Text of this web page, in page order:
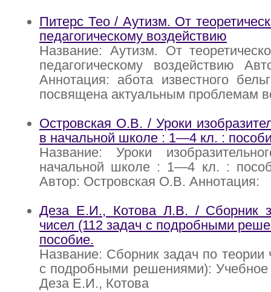
Питерс Тео / Аутизм. От
педагогическому воздействию
Название: Аутизм. От
педагогическому воздействию
Аннотация: абота известного
посвящена актуальным проблемам
Островская О.В. / Уроки
в начальной школе : 1—4 кл. :
Название: Уроки
начальной школе : 1—4 кл. :
Автор: Островская О.В. Аннотация:
Деза Е.И., Котова Л.В. / Сборник
чисел (112 задач с подробными
пособие.
Название: Сборник задач по теории
с подробными решениями): Учебное
Деза Е.И., Котова